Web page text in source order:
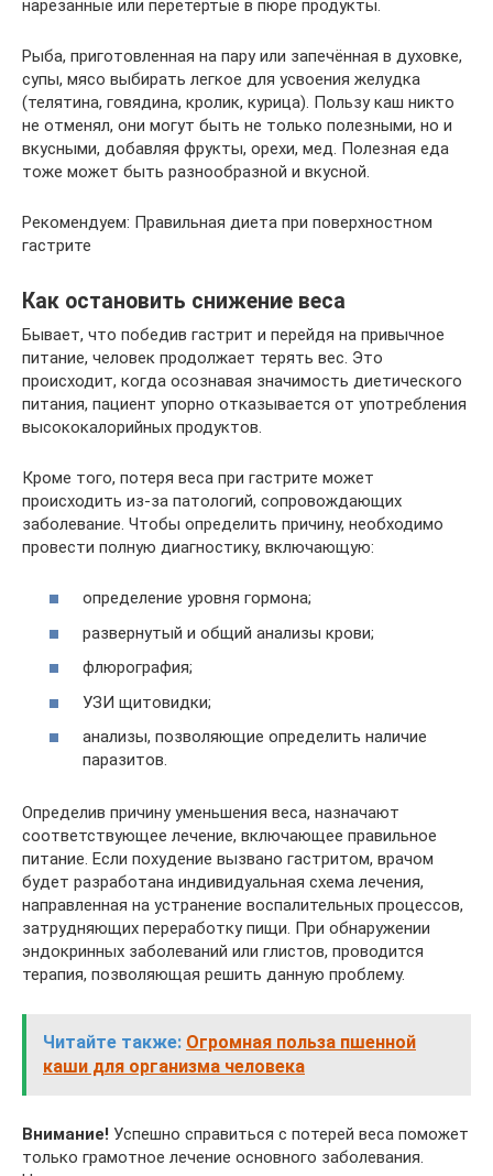
нарезанные или перетёртые в пюре продукты.
Рыба, приготовленная на пару или запечённая в духовке,
супы, мясо выбирать легкое для усвоения желудка
(телятина, говядина, кролик, курица). Пользу каш никто
не отменял, они могут быть не только полезными, но и
вкусными, добавляя фрукты, орехи, мед. Полезная еда
тоже может быть разнообразной и вкусной.
Рекомендуем: Правильная диета при поверхностном
гастрите
Как остановить снижение веса
Бывает, что победив гастрит и перейдя на привычное
питание, человек продолжает терять вес. Это
происходит, когда осознавая значимость диетического
питания, пациент упорно отказывается от употребления
высококалорийных продуктов.
Кроме того, потеря веса при гастрите может
происходить из-за патологий, сопровождающих
заболевание. Чтобы определить причину, необходимо
провести полную диагностику, включающую:
определение уровня гормона;
развернутый и общий анализы крови;
флюрография;
УЗИ щитовидки;
анализы, позволяющие определить наличие
паразитов.
Определив причину уменьшения веса, назначают
соответствующее лечение, включающее правильное
питание. Если похудение вызвано гастритом, врачом
будет разработана индивидуальная схема лечения,
направленная на устранение воспалительных процессов,
затрудняющих переработку пищи. При обнаружении
эндокринных заболеваний или глистов, проводится
терапия, позволяющая решить данную проблему.
Читайте также: Огромная польза пшенной
каши для организма человека
Внимание! Успешно справиться с потерей веса поможет
только грамотное лечение основного заболевания.